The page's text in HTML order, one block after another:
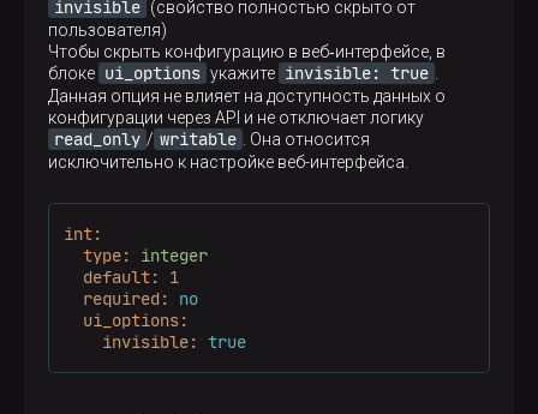
invisible (свойство полностью скрыто от
пользователя)
Чтобы скрыть конфигурацию в веб‑интерфейсе, в
блоке ui_options укажите invisible: true
Данная опция не влияет на доступность данных о
конфигурации через API и не отключает логику
read_only / writable
. Она относится
исключительно к настройке веб-интерфейса.
int:
type:
integer
default:
1
required:
no
ui_options:
invisible: true